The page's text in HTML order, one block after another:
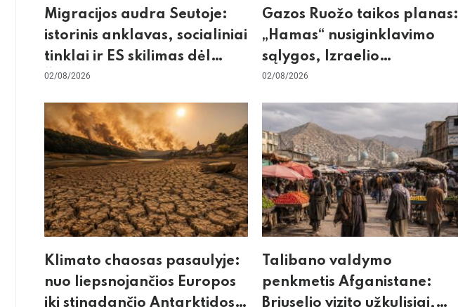
Migracijos audra Seutoje:
istorinis anklavas, socialiniai
tinklai ir ES skilimas dėl
Šengeno zonos
02/08/2026
Gazos Ruožo taikos planas:
„Hamas“ nusiginklavimo
sąlygos, Izraelio
skepticizmas ir ES nerimas
dėl sienos
02/08/2026
Klimato chaosas pasaulyje:
nuo liepsnojančios Europos
iki stingdančio Antarktidos
Talibano valdymo
penkmetis Afganistane:
Briuselio vizito užkulisiai,